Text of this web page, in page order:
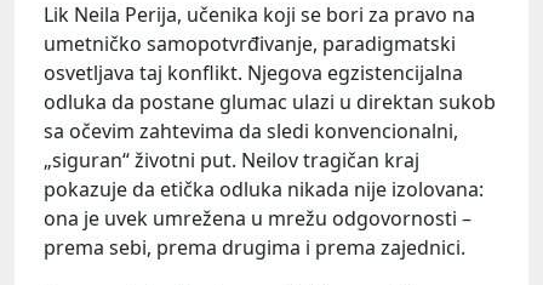
Lik Neila Perija, učenika koji se bori za pravo na
umetničko samopotvrđivanje, paradigmatski
osvetljava taj konflikt. Njegova egzistencijalna
odluka da postane glumac ulazi u direktan sukob
sa očevim zahtevima da sledi konvencionalni,
„siguran“ životni put. Neilov tragičan kraj
pokazuje da etička odluka nikada nije izolovana:
ona je uvek umrežena u mrežu odgovornosti –
prema sebi, prema drugima i prema zajednici.